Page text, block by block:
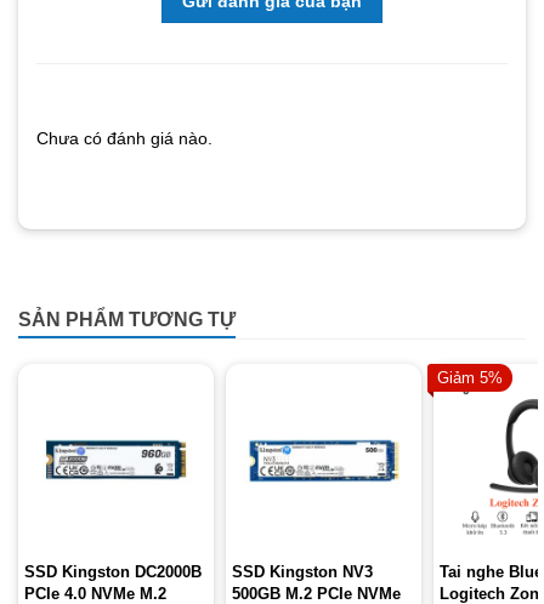
Chưa có đánh giá nào.
SẢN PHẨM TƯƠNG TỰ
SSD Kingston DC2000B
PCIe 4.0 NVMe M.2
SSD Kingston NV3
500GB M.2 PCIe NVMe
Giảm 5%
Tai nghe
Logitech